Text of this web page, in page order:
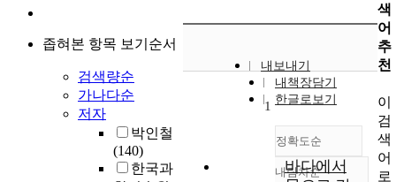
좁혀본 항목 보기순서
검색량순
가나다순
저자
박인철
(140)
한국과
내보내기
내책장담기
한글로보기
정확도순
정확도
내림차순
1
바다에서
색
어
추
천
이
검
색
어
로